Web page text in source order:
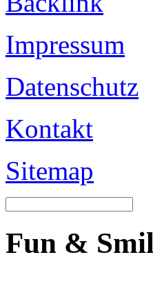
Impressum
Datenschutz
Kontakt
Sitemap
Fun &